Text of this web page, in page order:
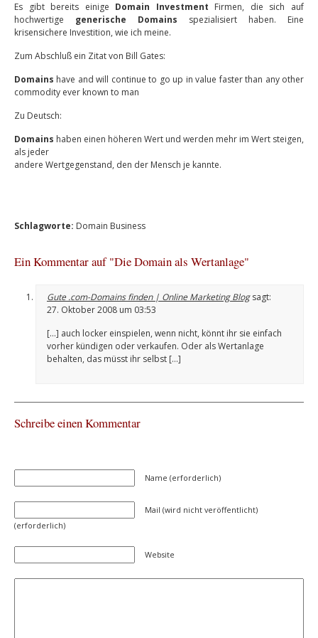
Es gibt bereits einige Domain Investment Firmen, die sich auf
hochwertige generische Domains spezialisiert haben. Eine
krisensichere Investition, wie ich meine.
Zum Abschluß ein Zitat von Bill Gates:
Domains have and will continue to go up in value faster than any other
commodity ever known to man
Zu Deutsch:
Domains haben einen höheren Wert und werden mehr im Wert steigen,
als jeder
andere Wertgegenstand, den der Mensch je kannte.
Schlagworte: Domain Business
Ein Kommentar auf "Die Domain als Wertanlage"
Gute .com-Domains finden | Online Marketing Blog sagt:
27. Oktober 2008 um 03:53
[…] auch locker einspielen, wenn nicht, könnt ihr sie einfach
vorher kündigen oder verkaufen. Oder als Wertanlage
behalten, das müsst ihr selbst […]
Schreibe einen Kommentar
Name (erforderlich)
Mail (wird nicht veröffentlicht)
(erforderlich)
Website